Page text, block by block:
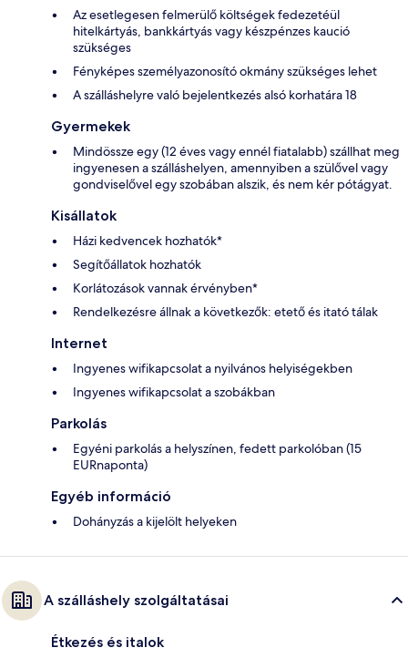
Az esetlegesen felmerülő költségek fedezetéül
hitelkártyás, bankkártyás vagy készpénzes kaució
szükséges
Fényképes személyazonosító okmány szükséges lehet
A szálláshelyre való bejelentkezés alsó korhatára 18
Gyermekek
Mindössze egy (12 éves vagy ennél fiatalabb) szállhat meg
ingyenesen a szálláshelyen, amennyiben a szülővel vagy
gondviselővel egy szobában alszik, és nem kér pótágyat.
Kisállatok
Házi kedvencek hozhatók*
Segítőállatok hozhatók
Korlátozások vannak érvényben*
Rendelkezésre állnak a következők: etető és itató tálak
Internet
Ingyenes wifikapcsolat a nyilvános helyiségekben
Ingyenes wifikapcsolat a szobákban
Parkolás
Egyéni parkolás a helyszínen, fedett parkolóban (15
EURnaponta)
Egyéb információ
Dohányzás a kijelölt helyeken
A szálláshely szolgáltatásai
Étkezés és italok